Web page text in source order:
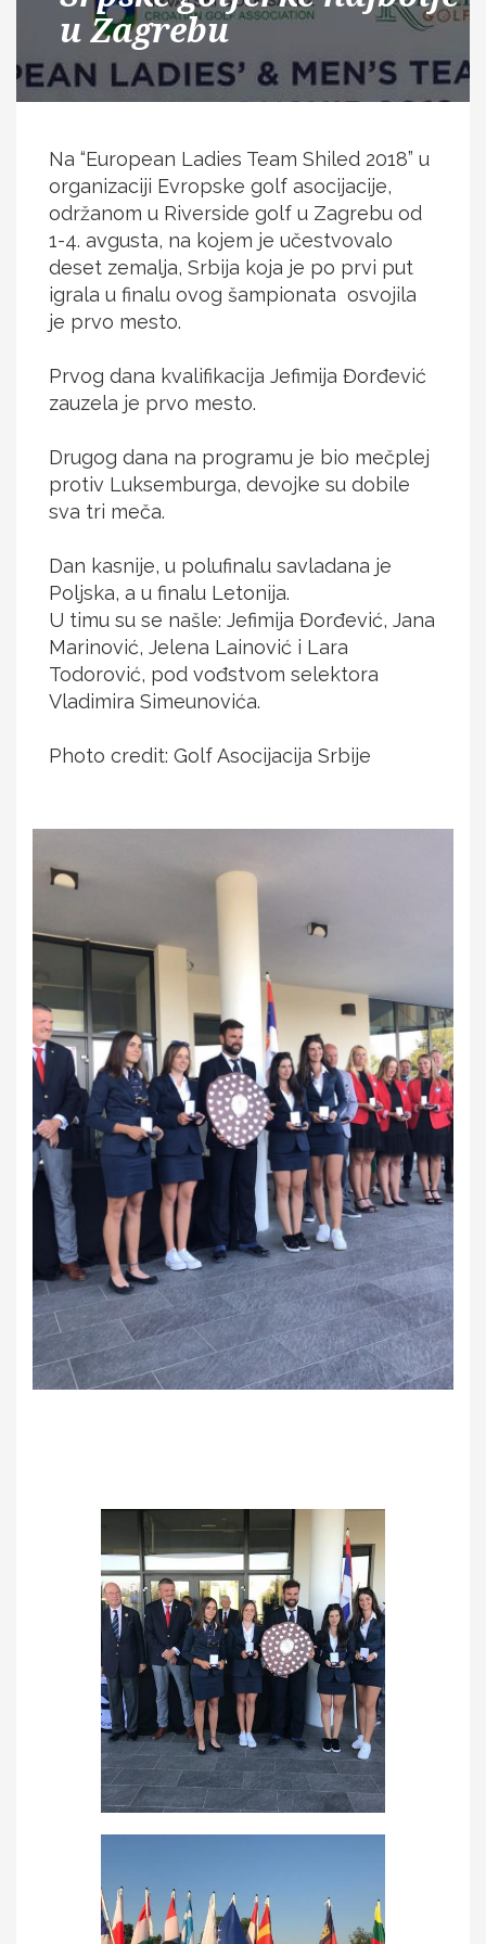
u Zagrebu
Na “European Ladies Team Shiled 2018” u
organizaciji Evropske golf asocijacije,
održanom u Riverside golf u Zagrebu od
1-4. avgusta, na kojem je učestvovalo
deset zemalja, Srbija koja je po prvi put
igrala u finalu ovog šampionata osvojila
je prvo mesto.
Prvog dana kvalifikacija Jefimija Đorđević
zauzela je prvo mesto.
Drugog dana na programu je bio mečplej
protiv Luksemburga, devojke su dobile
sva tri meča.
Dan kasnije, u polufinalu savladana je
Poljska, a u finalu Letonija.
U timu su se našle: Jefimija Đorđević, Jana
Marinović, Jelena Lainović i Lara
Todorović, pod vođstvom selektora
Vladimira Simeunovića.
Photo credit: Golf Asocijacija Srbije